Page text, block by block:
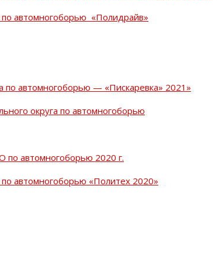
по автомногоборью «Полидрайв»
по автомногоборью — «Пискаревка» 2021»
округа по автомногоборью
автомногоборью 2020 г.
автомногоборью «Политех 2020»